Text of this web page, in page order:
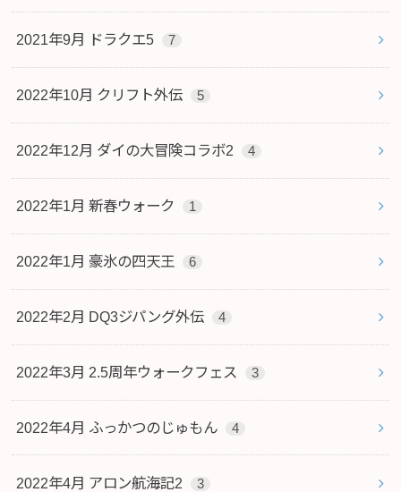
2021年9月 ドラクエ5 7
2022年10月 クリフト外伝 5
2022年12月 ダイの大冒険コラボ2 4
2022年1月 新春ウォーク 1
2022年1月 豪氷の四天王 6
2022年2月 DQ3ジパング外伝 4
2022年3月 2.5周年ウォークフェス 3
2022年4月 ふっかつのじゅもん 4
2022年4月 アロン航海記2 3